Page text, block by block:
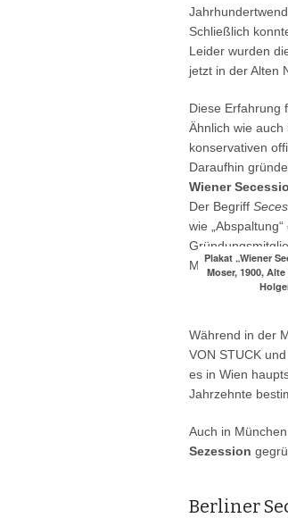
Schließlich
Leider wurden
jetzt in der Alten
Diese Erfahrung
Ähnlich wie
konservativen
Daraufhin
Wiener
Der Begriff
wie „Abspaltung“
MOSER,
Plakat „Wiener
Moser, 1900,
Während in der
VON STUCK
es in Wien
Jahrzehnte
Auch in
Sezession
Berliner